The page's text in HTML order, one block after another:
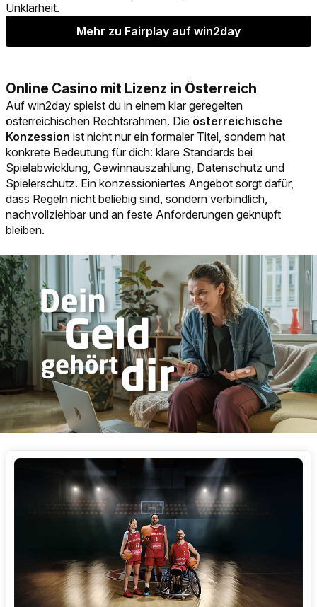
Unklarheit.
Mehr zu Fairplay auf win2day
Online Casino mit Lizenz in Österreich
Auf win2day spielst du in einem klar geregelten
österreichischen Rechtsrahmen. Die österreichische
Konzession ist nicht nur ein formaler Titel, sondern hat
konkrete Bedeutung für dich: klare Standards bei
Spielabwicklung, Gewinnauszahlung, Datenschutz und
Spielerschutz. Ein konzessioniertes Angebot sorgt dafür,
dass Regeln nicht beliebig sind, sondern verbindlich,
nachvollziehbar und an feste Anforderungen geknüpft
bleiben.